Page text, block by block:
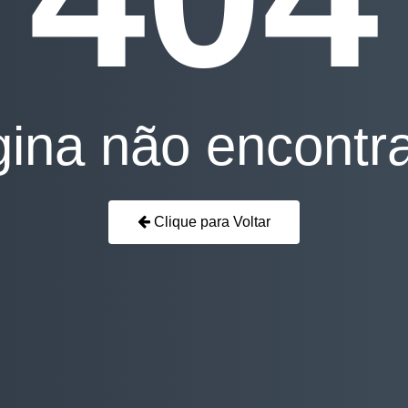
não
Clique para Voltar